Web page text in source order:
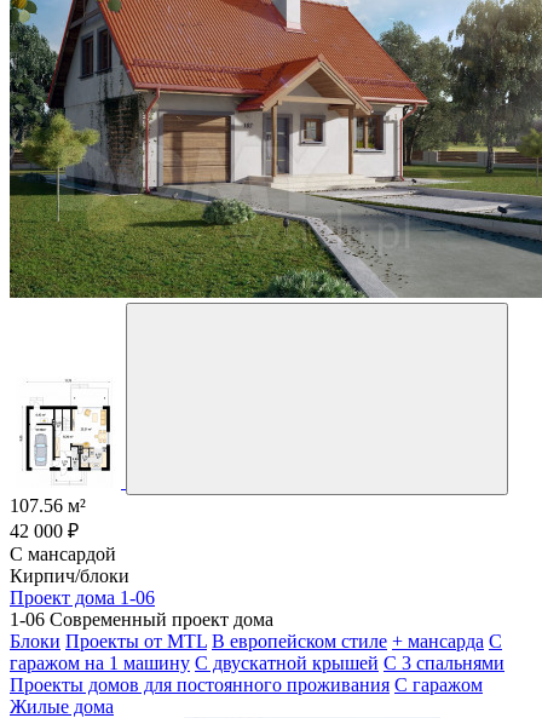
107.56 м²
42 000 ₽
С мансардой
Кирпич/блоки
Проект дома 1-06
1-06 Современный проект дома
Блоки Проекты от MTL В европейском стиле + мансарда С
гаражом на 1 машину С двускатной крышей С 3 спальнями
Проекты домов для постоянного проживания С гаражом
Жилые дома